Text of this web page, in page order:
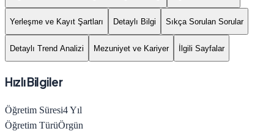
Yerleşme ve Kayıt Şartları Detaylı Bilgi Sıkça Sorulan Sorular
Detaylı Trend Analizi Mezuniyet ve Kariyer İlgili Sayfalar
Hızlı Bilgiler
Öğretim Süresi4Yıl
Öğretim TürüÖrgün